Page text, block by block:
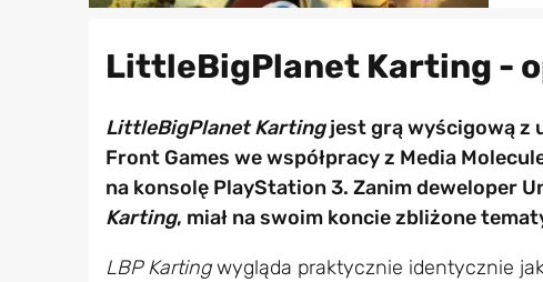
LittleBigPlanet Karting -
LittleBigPlanet Kartingjest grą wyścigową z
Front Games we współpracy z Media
na konsolę PlayStation 3. Zanim deweloper
Karting, miał na swoim koncie zbliżone
LBP Kartingwygląda praktycznie identycznie